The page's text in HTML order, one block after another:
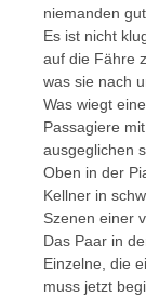
niemanden
Es ist nicht
auf die Fähre
was sie nach
Was wiegt
Passagiere
ausgeglichen
Oben in der
Kellner in
Szenen einer
Das Paar in
Einzelne, die
muss jetzt